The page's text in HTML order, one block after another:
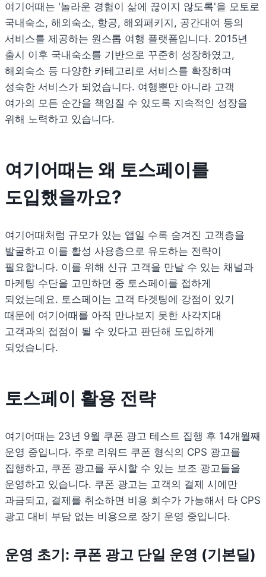
여기어때는 '놀라운 경험이 삶에 끊이지 않도록'을 모토로
국내숙소, 해외숙소, 항공, 해외패키지, 공간대여 등의
서비스를 제공하는 원스톱 여행 플랫폼입니다. 2015년
출시 이후 국내숙소를 기반으로 꾸준히 성장하였고,
해외숙소 등 다양한 카테고리로 서비스를 확장하며
성숙한 서비스가 되었습니다. 여행뿐만 아니라 고객
여가의 모든 순간을 책임질 수 있도록 지속적인 성장을
여기어때는 왜 토스페이를
여기어때처럼 규모가 있는 앱일 수록 숨겨진 고객층을
발굴하고 이를 활성 사용층으로 유도하는 전략이
필요합니다. 이를 위해 신규 고객을 만날 수 있는 채널과
마케팅 수단을 고민하던 중 토스페이를 접하게
되었는데요. 토스페이는 고객 타겟팅에 강점이 있기
때문에 여기어때를 아직 만나보지 못한 사각지대
고객과의 접점이 될 수 있다고 판단해 도입하게
토스페이 활용 전략
여기어때는 23년 9월 쿠폰 광고 테스트 집행 후 14개월째
운영 중입니다. 주로 리워드 쿠폰 형식의 CPS 광고를
집행하고, 쿠폰 광고를 푸시할 수 있는 보조 광고들을
운영하고 있습니다. 쿠폰 광고는 고객의 결제 시에만
과금되고, 결제를 취소하면 비용 회수가 가능해서 타 CPS
광고 대비 부담 없는 비용으로 장기 운영 중입니다.